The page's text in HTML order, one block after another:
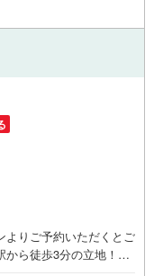
よりご予約いただくとご
から徒歩3分の立地！青